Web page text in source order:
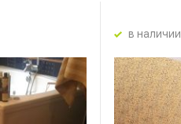
в наличии